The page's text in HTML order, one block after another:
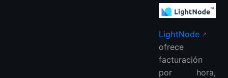
LightNode
ofrece
facturación
por hora,